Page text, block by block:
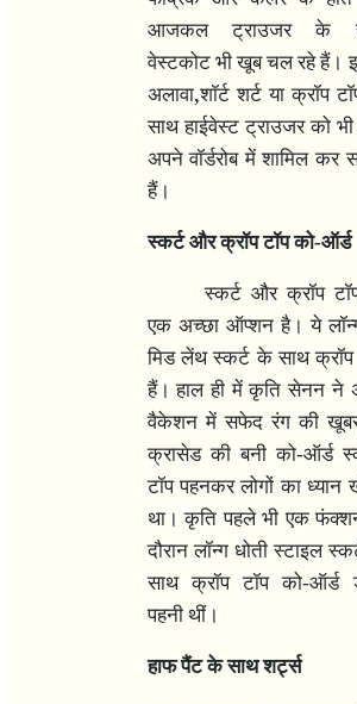
आजकल ट्राउजर के
वेस्टकोट भी खूब चल रहे हैं।
अलावा,शॉर्ट शर्ट या क्रॉप
साथ हाईवेस्ट ट्राउजर को
अपने वॉर्डरोब में शामिल कर
हैं।
स्कर्ट और क्रॉप टॉप को-ऑर्ड
स्कर्ट और क्रॉप
एक अच्छा ऑप्शन है। ये
मिड लेंथ स्कर्ट के साथ क्रॉप
हैं। हाल ही में कृति सेनन ने
वैकेशन में सफेद रंग की
क्रासेड की बनी को-ऑर्ड
टॉप पहनकर लोगों का ध्यान
था। कृति पहले भी एक
दौरान लॉन्ग धोती स्टाइल
साथ क्रॉप टॉप को-ऑर्ड
पहनी थीं।
हाफ पैंट के साथ शर्ट्स